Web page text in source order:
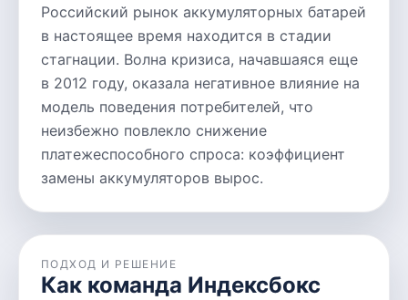
Российский рынок аккумуляторных батарей
в настоящее время находится в стадии
стагнации. Волна кризиса, начавшаяся еще
в 2012 году, оказала негативное влияние на
модель поведения потребителей, что
неизбежно повлекло снижение
платежеспособного спроса: коэффициент
замены аккумуляторов вырос.
ПОДХОД И РЕШЕНИЕ
Как команда Индексбокс